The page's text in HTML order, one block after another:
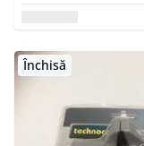
Închisă